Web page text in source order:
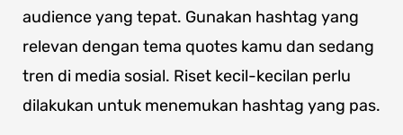
audience yang tepat. Gunakan hashtag yang
relevan dengan tema quotes kamu dan sedang
tren di media sosial. Riset kecil-kecilan perlu
dilakukan untuk menemukan hashtag yang pas.